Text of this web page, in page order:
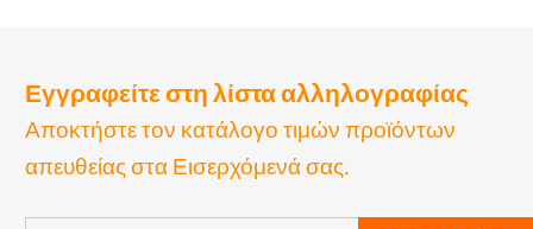
Εγγραφείτε στη λίστα αλληλογραφίας
Αποκτήστε τον κατάλογο τιμών προϊόντων
απευθείας στα Εισερχόμενά σας.